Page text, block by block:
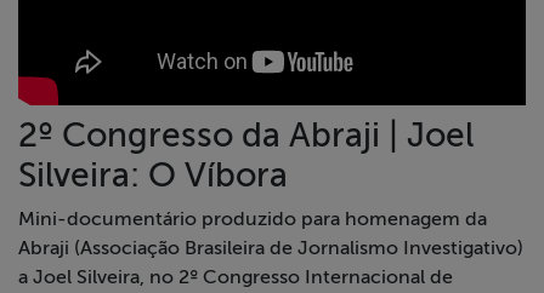
2º Congresso da Abraji | Joel
Silveira: O Víbora
Mini-documentário produzido para homenagem da
Abraji (Associação Brasileira de Jornalismo Investigativo)
a Joel Silveira, no 2º Congresso Internacional de